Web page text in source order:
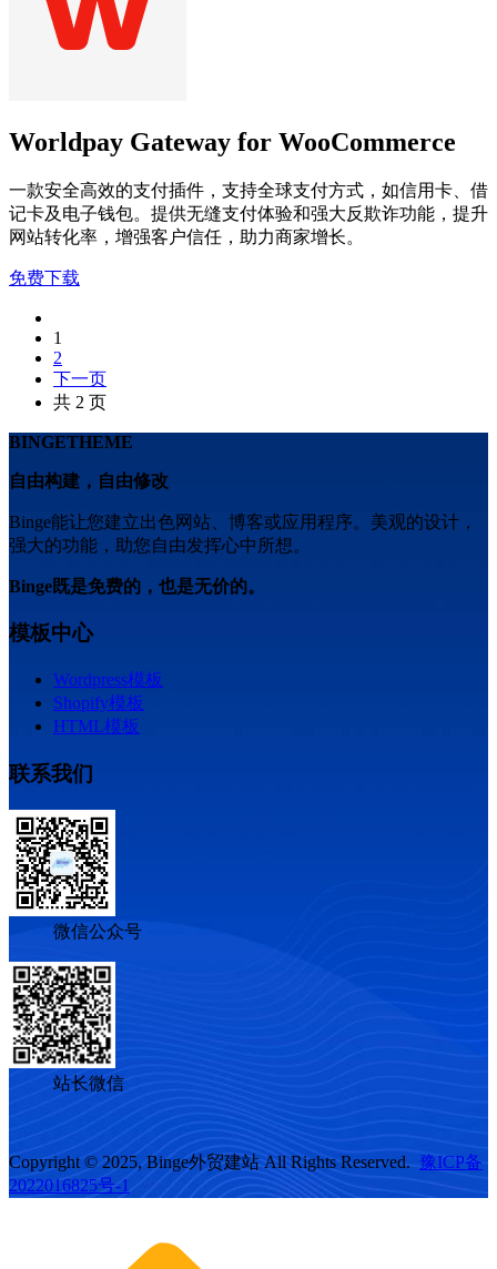
Worldpay Gateway for WooCommerce
一款安全高效的支付插件，支持全球支付方式，如信用卡、借
记卡及电子钱包。提供无缝支付体验和强大反欺诈功能，提升
网站转化率，增强客户信任，助力商家增长。
免费下载
1
2
下一页
共 2 页
BINGETHEME
自由构建，自由修改
Binge能让您建立出色网站、博客或应用程序。美观的设计，
强大的功能，助您自由发挥心中所想。
Binge既是免费的，也是无价的。
模板中心
Wordpress模板
Shopify模板
HTML模板
联系我们
微信公众号
站长微信
Copyright © 2025, Binge外贸建站 All Rights Reserved. 豫ICP备
2022016825号-1